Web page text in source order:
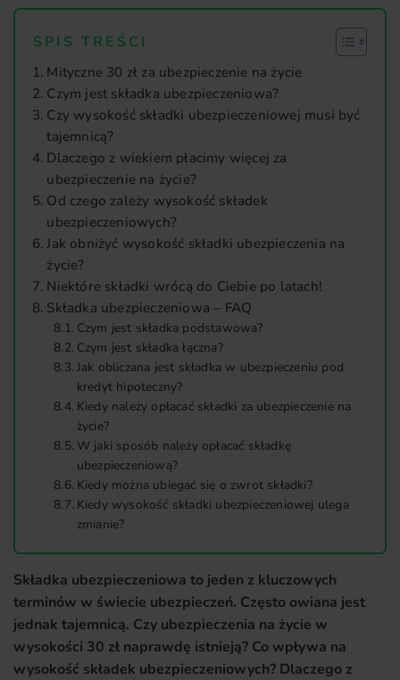
SPIS TREŚCI
Mityczne 30 zł za ubezpieczenie na życie
Czym jest składka ubezpieczeniowa?
Czy wysokość składki ubezpieczeniowej musi być
tajemnicą?
Dlaczego z wiekiem płacimy więcej za
ubezpieczenie na życie?
Od czego zależy wysokość składek
ubezpieczeniowych?
Jak obniżyć wysokość składki ubezpieczenia na
życie?
Niektóre składki wrócą do Ciebie po latach!
Składka ubezpieczeniowa – FAQ
Czym jest składka podstawowa?
Czym jest składka łączna?
Jak obliczana jest składka w ubezpieczeniu pod
kredyt hipoteczny?
Kiedy należy opłacać składki za ubezpieczenie na
życie?
W jaki sposób należy opłacać składkę
ubezpieczeniową?
Kiedy można ubiegać się o zwrot składki?
Kiedy wysokość składki ubezpieczeniowej ulega
zmianie?
Składka ubezpieczeniowa to jeden z kluczowych
terminów w świecie ubezpieczeń. Często owiana jest
jednak tajemnicą. Czy ubezpieczenia na życie w
wysokości 30 zł naprawdę istnieją? Co wpływa na
wysokość składek ubezpieczeniowych? Dlaczego z